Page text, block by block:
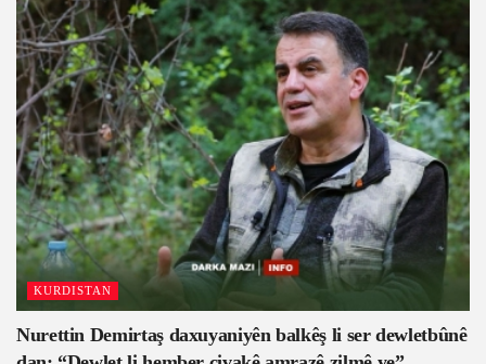
KURDISTAN
Nurettin Demirtaş daxuyaniyên balkêş li ser dewletbûnê